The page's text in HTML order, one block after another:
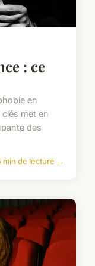
: ce
en
met en
des
min de lecture →